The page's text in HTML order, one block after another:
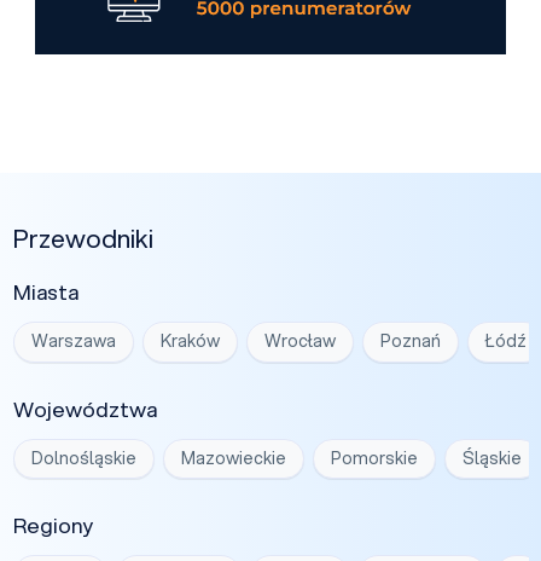
Przewodniki
Miasta
Warszawa Kraków Wrocław Poznań Łódź
Województwa
Dolnośląskie Mazowieckie Pomorskie Śląskie
Regiony